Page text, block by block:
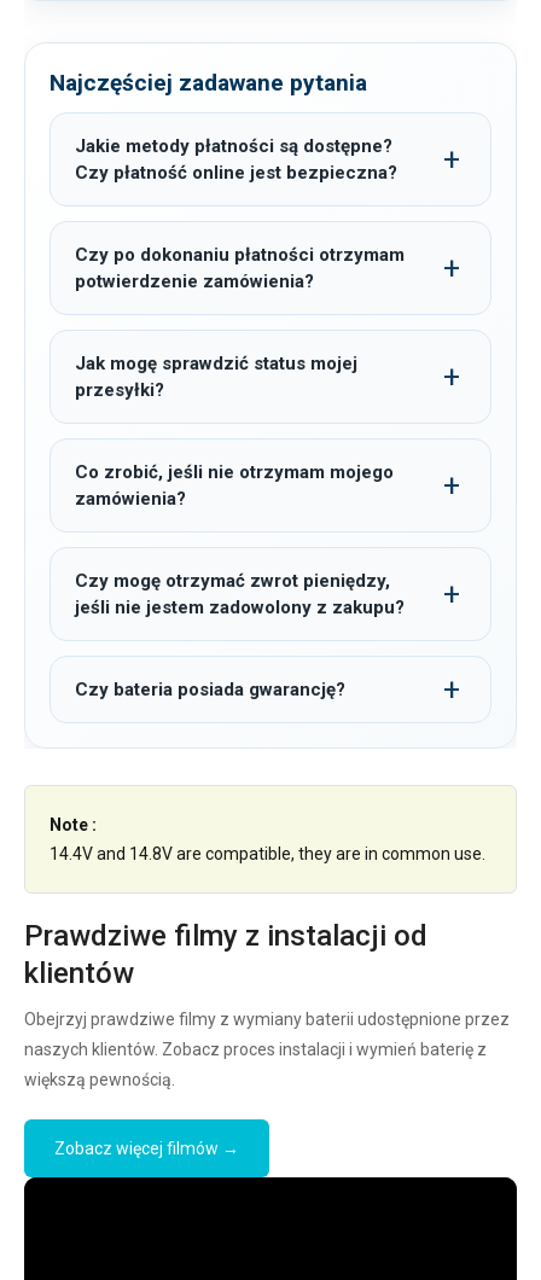
Najczęściej zadawane pytania
Jakie metody płatności są dostępne?
Czy płatność online jest bezpieczna?
Czy po dokonaniu płatności otrzymam
potwierdzenie zamówienia?
Jak mogę sprawdzić status mojej
przesyłki?
Co zrobić, jeśli nie otrzymam mojego
zamówienia?
Czy mogę otrzymać zwrot pieniędzy,
jeśli nie jestem zadowolony z zakupu?
Czy bateria posiada gwarancję?
Note :
14.4V and 14.8V are compatible, they are in common use.
Prawdziwe filmy z instalacji od
klientów
Obejrzyj prawdziwe filmy z wymiany baterii udostępnione przez
naszych klientów. Zobacz proces instalacji i wymień baterię z
większą pewnością.
Zobacz więcej filmów →